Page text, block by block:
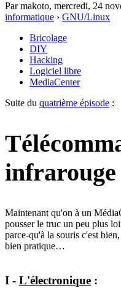
Par makoto, mercredi, 24
informatique › GNU/Linux
Bricolage
DIY
Hacking
Logiciel libre
MediaCenter
Suite du quatrième épisode :
infrarouge
Maintenant qu'on à un
pousser le truc un peu plus
parce-qu'à la souris c'est
bien pratique…
I - L'électronique :